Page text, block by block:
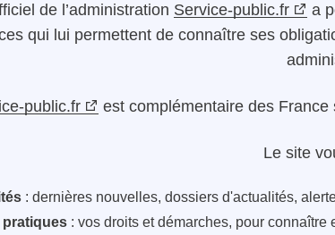
de l’administration Service-public.fr
a
qui lui permettent de connaître ses
public.fr est complémentaire des
Le site
: dernières nouvelles, dossiers d'actualités,
pratiques : vos droits et démarches, pour